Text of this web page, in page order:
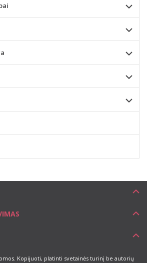
Kopijuoti, platinti svetainės turinį be autorių